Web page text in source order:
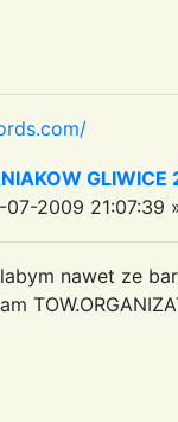
07-2009 21:07:39
nawet ze